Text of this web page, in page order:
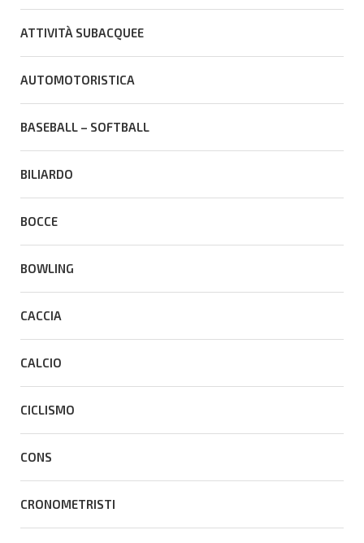
ATTIVITÀ SUBACQUEE
AUTOMOTORISTICA
BASEBALL – SOFTBALL
BILIARDO
BOCCE
BOWLING
CACCIA
CALCIO
CICLISMO
CONS
CRONOMETRISTI